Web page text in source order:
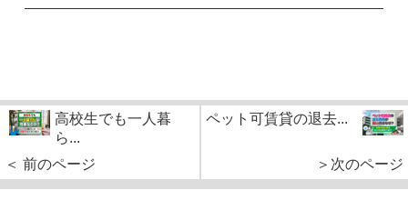
高校生でも一人暮
ら...
＜ 前のページ
ペット可賃貸の退去...
＞次のページ